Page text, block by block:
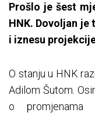
Prošlo je šest
HNK. Dovoljan
i iznesu
O stanju u HNK
Adilom Šutom.
o promjenama